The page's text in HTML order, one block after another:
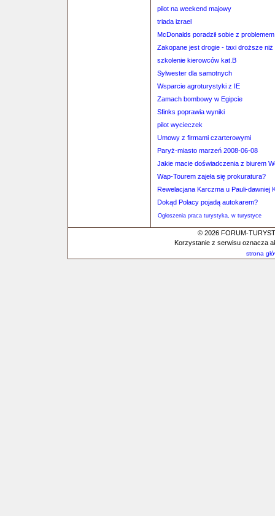
pilot na weekend majowy
triada izrael
McDonalds poradził sobie z
Zakopane jest drogie - taxi droższe niż
szkolenie kierowców kat.B
Sylwester dla samotnych
Wsparcie agroturystyki z IE
Zamach bombowy w Egipcie
Sfinks poprawia wyniki
pilot wycieczek
Umowy z firmami czarterowymi
Paryż-miasto marzeń 2008-06-08
Jakie macie doświadczenia z biurem
Wap-Tourem zajeła się prokuratura?
Rewelacjana Karczma u Pauli-dawniej
Dokąd Polacy pojadą autokarem?
Ogłoszenia praca turystyka, w turystyce
© 2026 FORUM-
Korzystanie z serwisu oznacza
strona